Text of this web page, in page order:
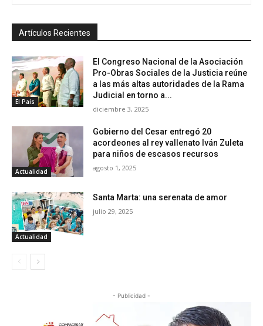
Artículos Recientes
El Pais
El Congreso Nacional de la Asociación
Pro-Obras Sociales de la Justicia reúne
a las más altas autoridades de la Rama
Judicial en torno a...
diciembre 3, 2025
Actualidad
Gobierno del Cesar entregó 20
acordeones al rey vallenato Iván Zuleta
para niños de escasos recursos
agosto 1, 2025
Actualidad
Santa Marta: una serenata de amor
julio 29, 2025
- Publicidad -